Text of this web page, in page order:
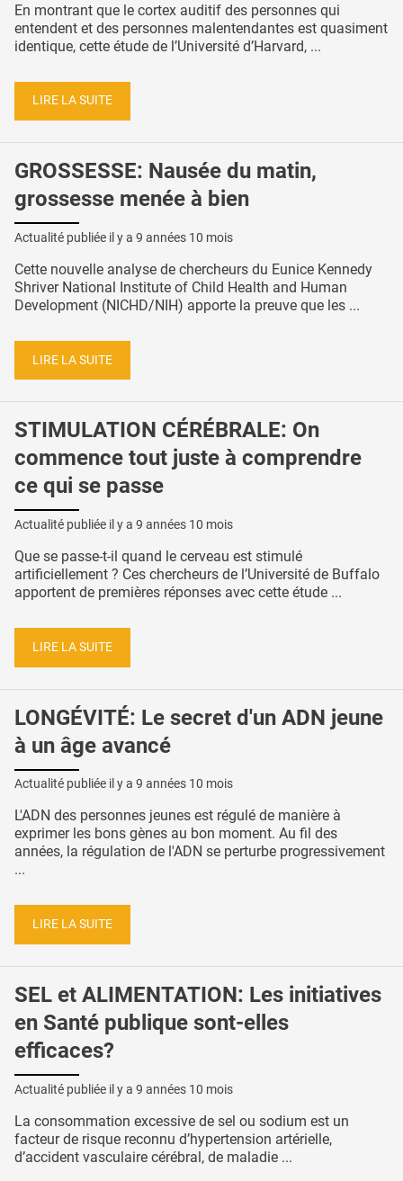
En montrant que le cortex auditif des personnes qui
entendent et des personnes malentendantes est quasiment
identique, cette étude de l’Université d’Harvard, ...
LIRE LA SUITE
GROSSESSE: Nausée du matin,
grossesse menée à bien
Actualité publiée il y a 9 années 10 mois
Cette nouvelle analyse de chercheurs du Eunice Kennedy
Shriver National Institute of Child Health and Human
Development (NICHD/NIH) apporte la preuve que les ...
LIRE LA SUITE
STIMULATION CÉRÉBRALE: On
commence tout juste à comprendre
ce qui se passe
Actualité publiée il y a 9 années 10 mois
Que se passe-t-il quand le cerveau est stimulé
artificiellement ? Ces chercheurs de l’Université de Buffalo
apportent de premières réponses avec cette étude ...
LIRE LA SUITE
LONGÉVITÉ: Le secret d'un ADN jeune
à un âge avancé
Actualité publiée il y a 9 années 10 mois
L'ADN des personnes jeunes est régulé de manière à
exprimer les bons gènes au bon moment. Au fil des
années, la régulation de l'ADN se perturbe progressivement
...
LIRE LA SUITE
SEL et ALIMENTATION: Les initiatives
en Santé publique sont-elles
efficaces?
Actualité publiée il y a 9 années 10 mois
La consommation excessive de sel ou sodium est un
facteur de risque reconnu d’hypertension artérielle,
d’accident vasculaire cérébral, de maladie ...